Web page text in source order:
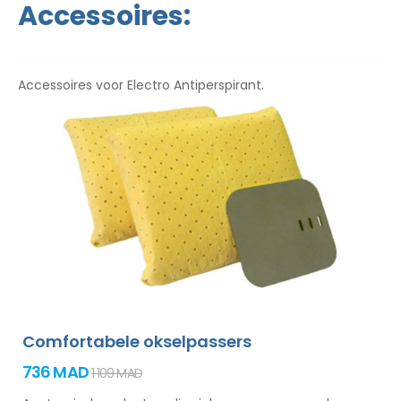
Accessoires:
Accessoires voor Electro Antiperspirant.
Comfortabele okselpassers
736 MAD1 109 MAD